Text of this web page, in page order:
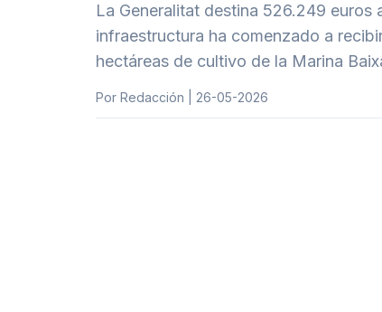
La Generalitat destina 526.249
infraestructura ha comenzado a
hectáreas de cultivo de la Marina
Por Redacción | 26-05-2026